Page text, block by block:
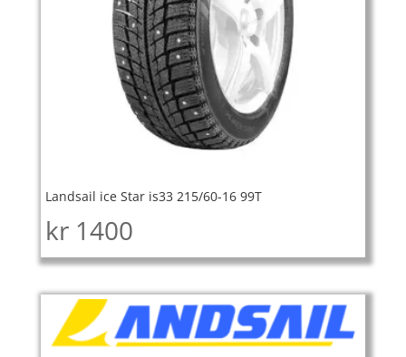
Landsail ice Star is33 215/60-16 99T
kr 1400